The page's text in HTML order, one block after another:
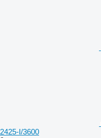
2425-I/3600